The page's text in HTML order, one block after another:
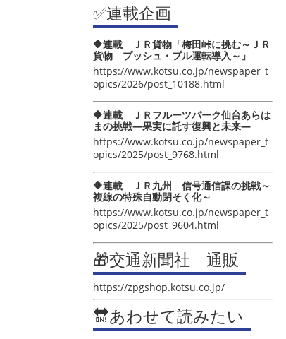
✅連載企画
🔶連載 ＪＲ貨物「梅田峠に挑む～ＪＲ
貨物 プッシュ・プル運転導入～」
https://www.kotsu.co.jp/newspaper_t
opics/2026/post_10188.html
🔶連載 ＪＲフルーツパーク仙台あらは
まの挑戦―果実に託す復興と未来―
https://www.kotsu.co.jp/newspaper_t
opics/2025/post_9768.html
🔶連載 ＪＲ九州 信号通信課の挑戦～
複線の特殊自動閉そく化～
https://www.kotsu.co.jp/newspaper_t
opics/2025/post_9604.html
🎁交通新聞社 通販
https://zpgshop.kotsu.co.jp/
🔛あわせて読みたい